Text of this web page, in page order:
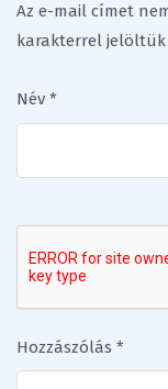
Az e-mail címet
karakterrel jelöltük
Név *
Hozzászólás *